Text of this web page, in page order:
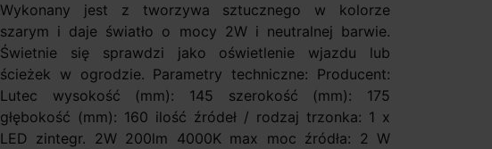
Wykonany jest z tworzywa sztucznego w kolorze
szarym i daje światło o mocy 2W i neutralnej barwie.
Świetnie się sprawdzi jako oświetlenie wjazdu lub
ścieżek w ogrodzie. Parametry techniczne: Producent:
Lutec wysokość (mm): 145 szerokość (mm): 175
głębokość (mm): 160 ilość źródeł / rodzaj trzonka: 1 x
LED zintegr. 2W 200lm 4000K max moc źródła: 2 W